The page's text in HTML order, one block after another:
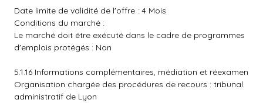
Date limite de validité de l'offre : 4 Mois
Conditions du marché :
Le marché doit être exécuté dans le cadre de programmes
d'emplois protégés : Non
5.1.16 Informations complémentaires, médiation et réexamen
Organisation chargée des procédures de recours : tribunal
administratif de Lyon